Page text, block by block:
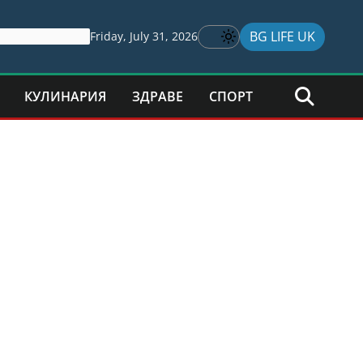
Friday, July 31, 2026 BG LIFE UK
КУЛИНАРИЯ ЗДРАВЕ СПОРТ